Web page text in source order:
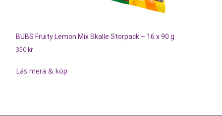
BUBS Fruity Lemon Mix Skalle Storpack – 16 x 90 g
350 kr
Läs mera & köp